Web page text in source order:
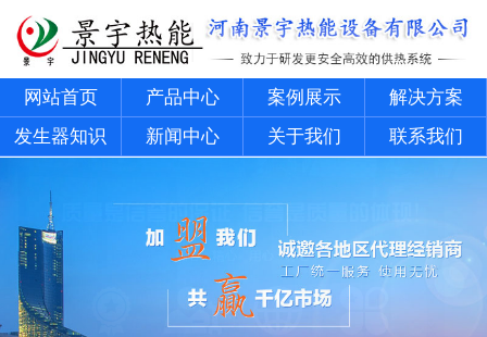
网站首页 产品中心 案例展示
解决方案
发生器知识
新闻中心 关于我们 联系我们